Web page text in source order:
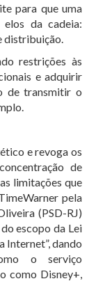
para que uma
da cadeia:
distribuição.
restrições às
e adquirir
de transmitir o
e revoga os
de
limitações que
pela
(PSD-RJ)
escopo da Lei
Internet”, dando
o serviço
como Disney+,